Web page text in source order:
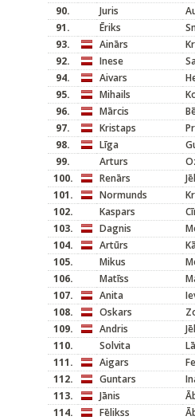
90.
Juris
91.
Ēriks
93.
Ainārs
92.
Inese
94.
Aivars
95.
Mihails
96.
Mārcis
97.
Kristaps
98.
Līga
99.
Arturs
100.
Renārs
101.
Normunds
102.
Kaspars
103.
Dagnis
104.
Artūrs
105.
Mikus
106.
Matīss
107.
Anita
108.
Oskars
109.
Andris
110.
Solvita
111.
Aigars
112.
Guntars
113.
Jānis
114.
Fēlikss